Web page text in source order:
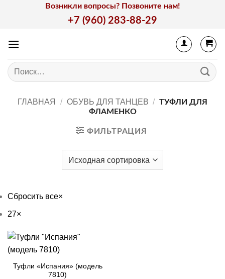
Возникли вопросы? Позвоните нам!
+7 (960) 283-88-29
Искать:
ГЛАВНАЯ / ОБУВЬ ДЛЯ ТАНЦЕВ / ТУФЛИ ДЛЯ
ФЛАМЕНКО
ФИЛЬТРАЦИЯ
Сбросить все×
27×
Туфли «Испания» (модель
7810)